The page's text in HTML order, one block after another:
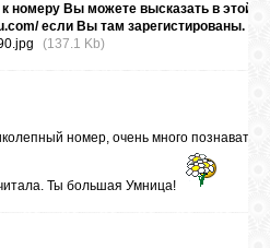
номеру Вы можете высказать в этой
если Вы там зарегистированы.
(137.1 Kb)
номер, очень много
Ты большая Умница!